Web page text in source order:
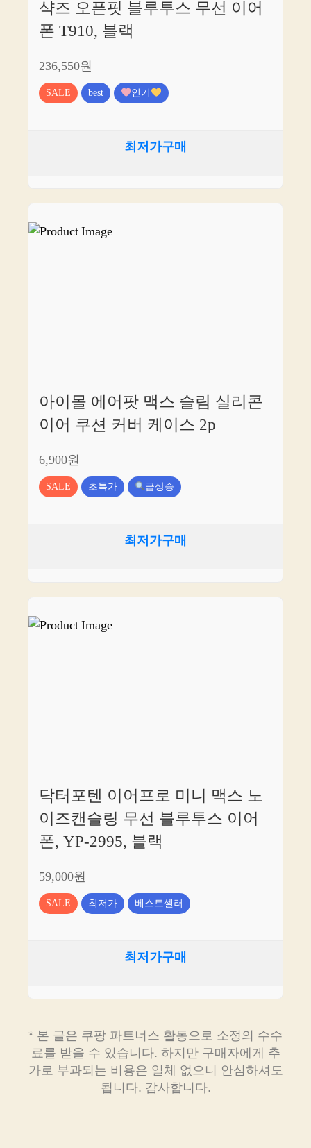
샥즈 오픈핏 블루투스 무선 이어
폰 T910, 블랙
236,550원
SALE best 인기
최저가구매
아이몰 에어팟 맥스 슬림 실리콘
이어 쿠션 커버 케이스 2p
6,900원
SALE 초특가 급상승
최저가구매
닥터포텐 이어프로 미니 맥스 노
이즈캔슬링 무선 블루투스 이어
폰, YP-2995, 블랙
59,000원
SALE 최저가 베스트셀러
최저가구매
* 본 글은 쿠팡 파트너스 활동으로 소정의 수수
료를 받을 수 있습니다. 하지만 구매자에게 추
가로 부과되는 비용은 일체 없으니 안심하셔도
됩니다. 감사합니다.